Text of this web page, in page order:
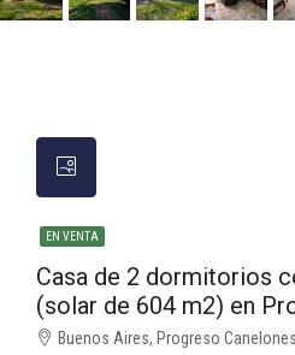
EN VENTA
Casa de 2 dormitorios
(solar de 604 m2) en
Buenos Aires, Progreso